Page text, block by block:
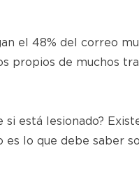
el 48% del correo
propios de muchos
si está lesionado?
lo que debe saber